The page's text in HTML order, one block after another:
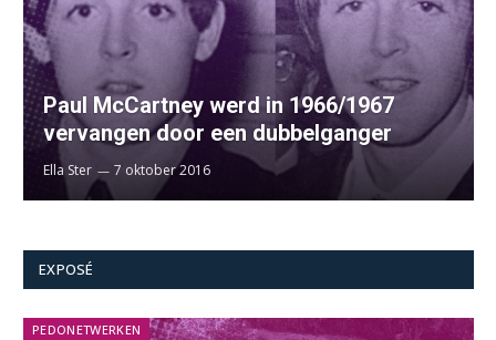
Paul McCartney werd in 1966/1967
vervangen door een dubbelganger
Ella Ster 7 oktober 2016
EXPOSÉ
PEDONETWERKEN